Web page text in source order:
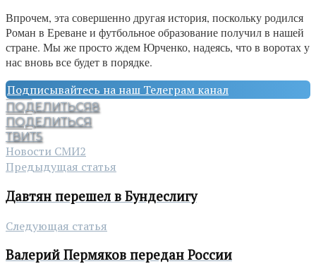
Впрочем, эта совершенно другая история, поскольку родился
Роман в Ереване и футбольное образование получил в нашей
стране. Мы же просто ждем Юрченко, надеясь, что в воротах у
нас вновь все будет в порядке.
Подписывайтесь на наш Телеграм канал
ПОДЕЛИТЬСЯ8
ПОДЕЛИТЬСЯ
ТВИТ5
Новости СМИ2
Предыдущая статья
Давтян перешел в Бундеслигу
Следующая статья
Валерий Пермяков передан России